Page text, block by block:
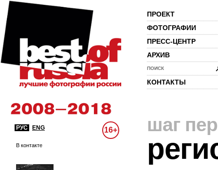
ПРОЕКТ
ФОТОГРАФИИ
ПРЕСС-ЦЕНТР
АРХИВ
ПОИСК
КОНТАКТЫ
РУС ENG 16+
В контакте
шаг